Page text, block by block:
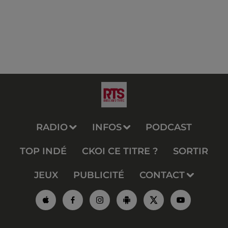
RADIO INFOS PODCAST
TOP INDÉ CKOI CE TITRE ? SORTIR
JEUX PUBLICITÉ CONTACT